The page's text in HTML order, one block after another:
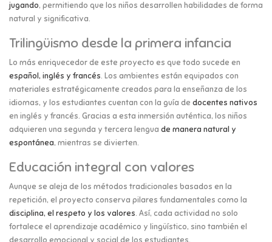
jugando, permitiendo que los niños desarrollen habilidades de forma
natural y significativa.
Trilingüismo desde la primera infancia
Lo más enriquecedor de este proyecto es que todo sucede en
español, inglés y francés. Los ambientes están equipados con
materiales estratégicamente creados para la enseñanza de los
idiomas, y los estudiantes cuentan con la guía de docentes nativos
en inglés y francés. Gracias a esta inmersión auténtica, los niños
adquieren una segunda y tercera lengua de manera natural y
espontánea, mientras se divierten.
Educación integral con valores
Aunque se aleja de los métodos tradicionales basados en la
repetición, el proyecto conserva pilares fundamentales como la
disciplina, el respeto y los valores. Así, cada actividad no solo
fortalece el aprendizaje académico y lingüístico, sino también el